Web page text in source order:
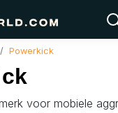
Powerkick
voor mobiele